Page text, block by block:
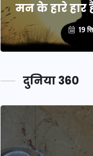
मन के हारे हार
19
दुनिया 360